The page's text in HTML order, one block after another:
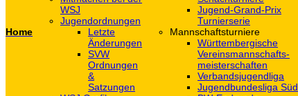
Home
WSJ
Jugendordnungen
Letzte
Änderungen
SVW
Ordnungen
&
Satzungen
Jugend-Grand-Prix
Turnierserie
Mannschaftsturniere
Württembergische
Vereinsmannschafts-
meisterschaften
Verbandsjugendliga
Jugendbundesliga Süd